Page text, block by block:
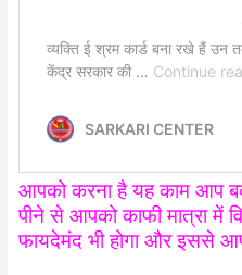
आपको करना है यह काम आप
पीने से आपको काफी मात्रा में
फायदेमंद भी होगा और इससे